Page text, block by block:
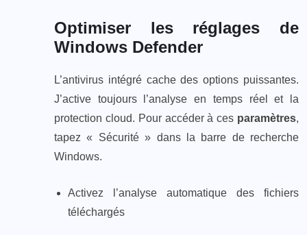
Optimiser les réglages de
Windows Defender
L’antivirus intégré cache des options puissantes.
J’active toujours l’analyse en temps réel et la
protection cloud. Pour accéder à ces paramètres,
tapez « Sécurité » dans la barre de recherche
Windows.
Activez l’analyse automatique des fichiers
téléchargés